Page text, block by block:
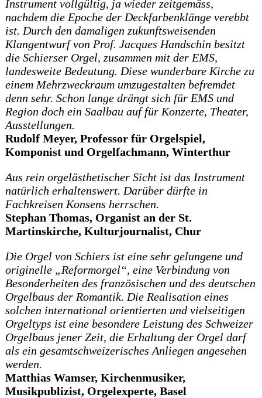
Instrument vollgültig, ja wieder zeitgemäss,
nachdem die Epoche der Deckfarbenklänge verebbt
ist. Durch den damaligen zukunftsweisenden
Klangentwurf von Prof. Jacques Handschin besitzt
die Schierser Orgel, zusammen mit der EMS,
landesweite Bedeutung. Diese wunderbare Kirche zu
einem Mehrzweckraum umzugestalten befremdet
denn sehr. Schon lange drängt sich für EMS und
Region doch ein Saalbau auf für Konzerte, Theater,
Ausstellungen.
Rudolf Meyer, Professor für Orgelspiel,
Komponist und Orgelfachmann, Winterthur
Aus rein orgelästhetischer Sicht ist das Instrument
natürlich erhaltenswert. Darüber dürfte in
Fachkreisen Konsens herrschen.
Stephan Thomas, Organist an der St.
Martinskirche, Kulturjournalist, Chur
Die Orgel von Schiers ist eine sehr gelungene und
originelle „Reformorgel“, eine Verbindung von
Besonderheiten des französischen und des deutschen
Orgelbaus der Romantik. Die Realisation eines
solchen international orientierten und vielseitigen
Orgeltyps ist eine besondere Leistung des Schweizer
Orgelbaus jener Zeit, die Erhaltung der Orgel darf
als ein gesamtschweizerisches Anliegen angesehen
werden.
Matthias Wamser, Kirchenmusiker,
Musikpublizist, Orgelexperte, Basel